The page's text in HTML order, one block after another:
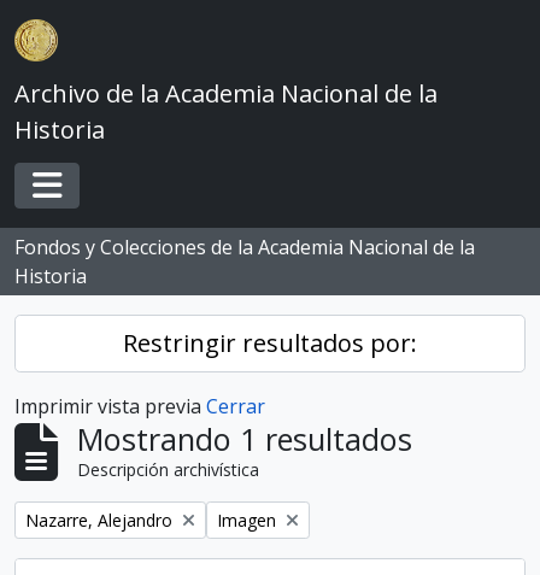
Skip to main content
Archivo de la Academia Nacional de la
Historia
Toggle navigation
Fondos y Colecciones de la Academia Nacional de la
Historia
Restringir resultados por:
Imprimir vista previa Cerrar
Mostrando 1 resultados
Descripción archivística
Remove filter:
Nazarre, Alejandro Remove filter:
Imagen